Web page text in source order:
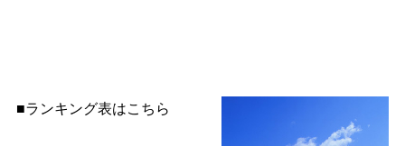
■ランキング表はこちら